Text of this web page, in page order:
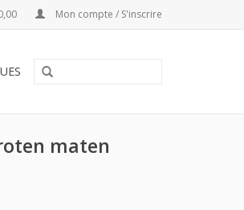
Mon compte / S'inscrire
maten